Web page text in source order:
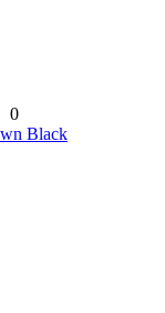
0
Black